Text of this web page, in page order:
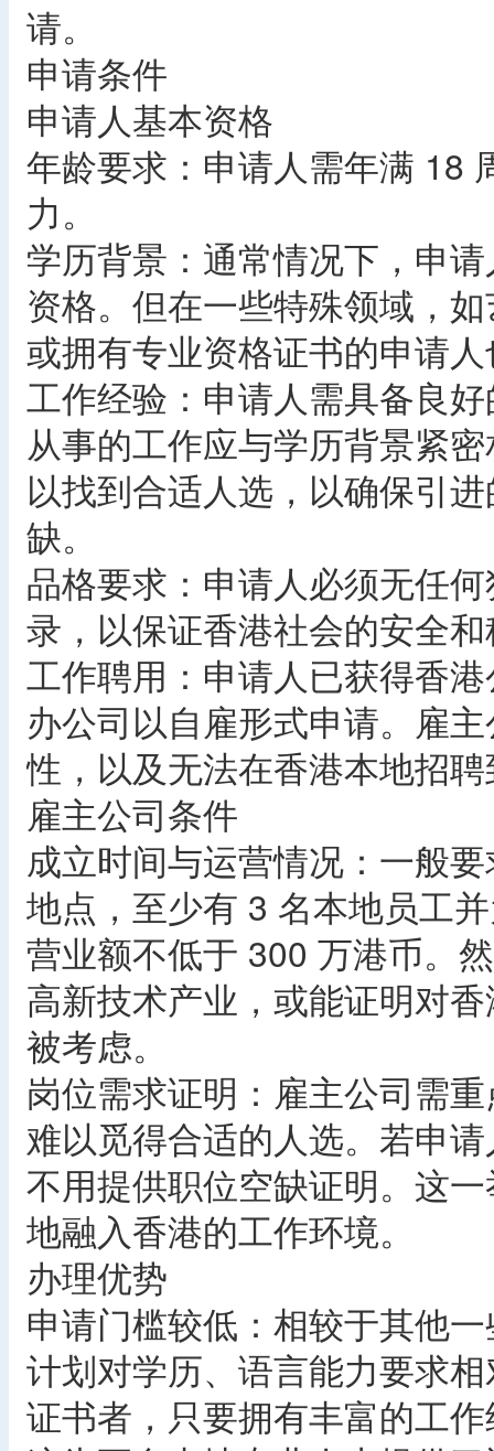
请。
申请条件
申请人基本资格
年龄要求：申请人需年满 18
力。
学历背景：通常情况下，申
资格。但在一些特殊领域，
或拥有专业资格证书的申请
工作经验：申请人需具备良
从事的工作应与学历背景紧
以找到合适人选，以确保引
缺。
品格要求：申请人必须无任
录，以保证香港社会的安全
工作聘用：申请人已获得香
办公司以自雇形式申请。雇
性，以及无法在香港本地招
雇主公司条件
成立时间与运营情况：一般
地点，至少有 3 名本地员工
营业额不低于 300 万港币。
高新技术产业，或能证明对
被考虑。
岗位需求证明：雇主公司需
难以觅得合适的人选。若申
不用提供职位空缺证明。这
地融入香港的工作环境。
办理优势
申请门槛较低：相较于其他
计划对学历、语言能力要求
证书者，只要拥有丰富的工